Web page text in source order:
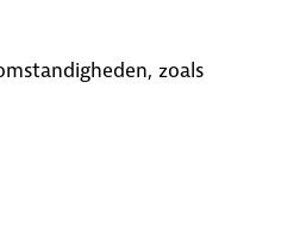
zoals